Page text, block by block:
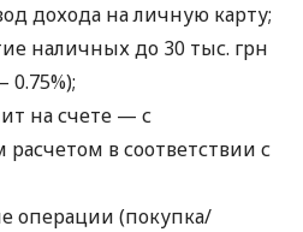
дохода на личную карту;
наличных до 30 тыс. грн
0.75%);
на счете — с
в соответствии с
операции (покупка/